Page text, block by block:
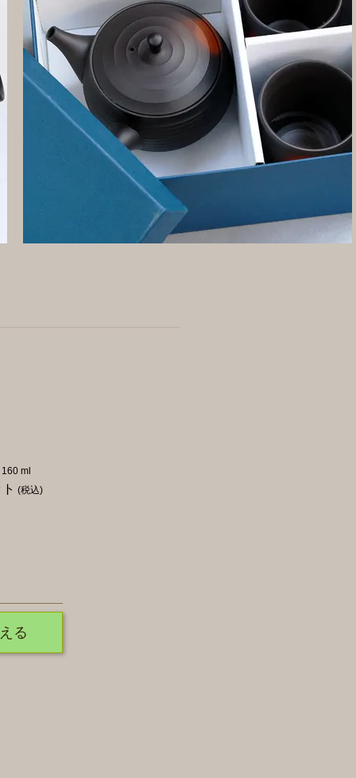
ml
(税込)
る